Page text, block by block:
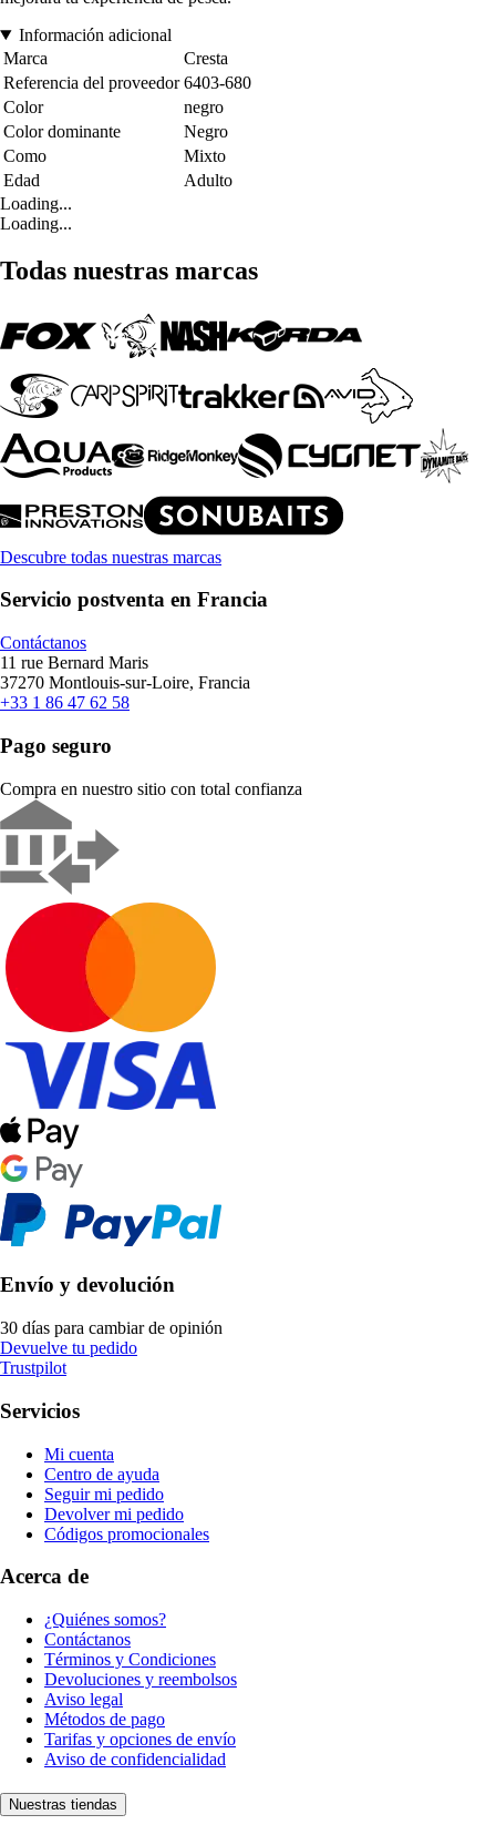
Información adicional
Marca
Cresta
Referencia del proveedor 6403-680
Color
negro
Color dominante
Negro
Como
Mixto
Edad
Adulto
Loading...
Loading...
Todas nuestras marcas
Descubre todas nuestras marcas
Servicio postventa en Francia
Contáctanos
11 rue Bernard Maris
37270 Montlouis-sur-Loire, Francia
+33 1 86 47 62 58
Pago seguro
Compra en nuestro sitio con total confianza
Envío y devolución
30 días para cambiar de opinión
Devuelve tu pedido
Trustpilot
Servicios
Mi cuenta
Centro de ayuda
Seguir mi pedido
Devolver mi pedido
Códigos promocionales
Acerca de
¿Quiénes somos?
Contáctanos
Términos y Condiciones
Devoluciones y reembolsos
Aviso legal
Métodos de pago
Tarifas y opciones de envío
Aviso de confidencialidad
Nuestras tiendas